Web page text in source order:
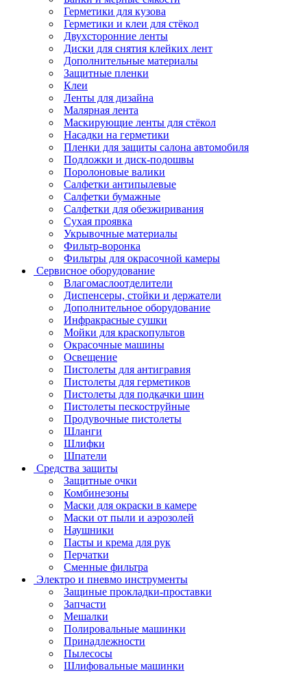
Герметики для кузова
Герметики и клеи для стёкол
Двухсторонние ленты
Диски для снятия клейких лент
Дополнительные материалы
Защитные пленки
Клеи
Ленты для дизайна
Малярная лента
Маскирующие ленты для стёкол
Насадки на герметики
Пленки для защиты салона автомобиля
Подложки и диск-подошвы
Поролоновые валики
Салфетки антипылевые
Салфетки бумажные
Салфетки для обезжиривания
Сухая проявка
Укрывочные материалы
Фильтр-воронка
Фильтры для окрасочной камеры
Сервисное оборудование
Влагомаслоотделители
Диспенсеры, стойки и держатели
Дополнительное оборудование
Инфракрасные сушки
Мойки для краскопультов
Окрасочные машины
Освещение
Пистолеты для антигравия
Пистолеты для герметиков
Пистолеты для подкачки шин
Пистолеты пескоструйные
Продувочные пистолеты
Шланги
Шлифки
Шпатели
Средства защиты
Защитные очки
Комбинезоны
Маски для окраски в камере
Маски от пыли и аэрозолей
Наушники
Пасты и крема для рук
Перчатки
Сменные фильтра
Электро и пневмо инструменты
Защиные прокладки-проставки
Запчасти
Мешалки
Полировальные машинки
Принадлежности
Пылесосы
Шлифовальные машинки